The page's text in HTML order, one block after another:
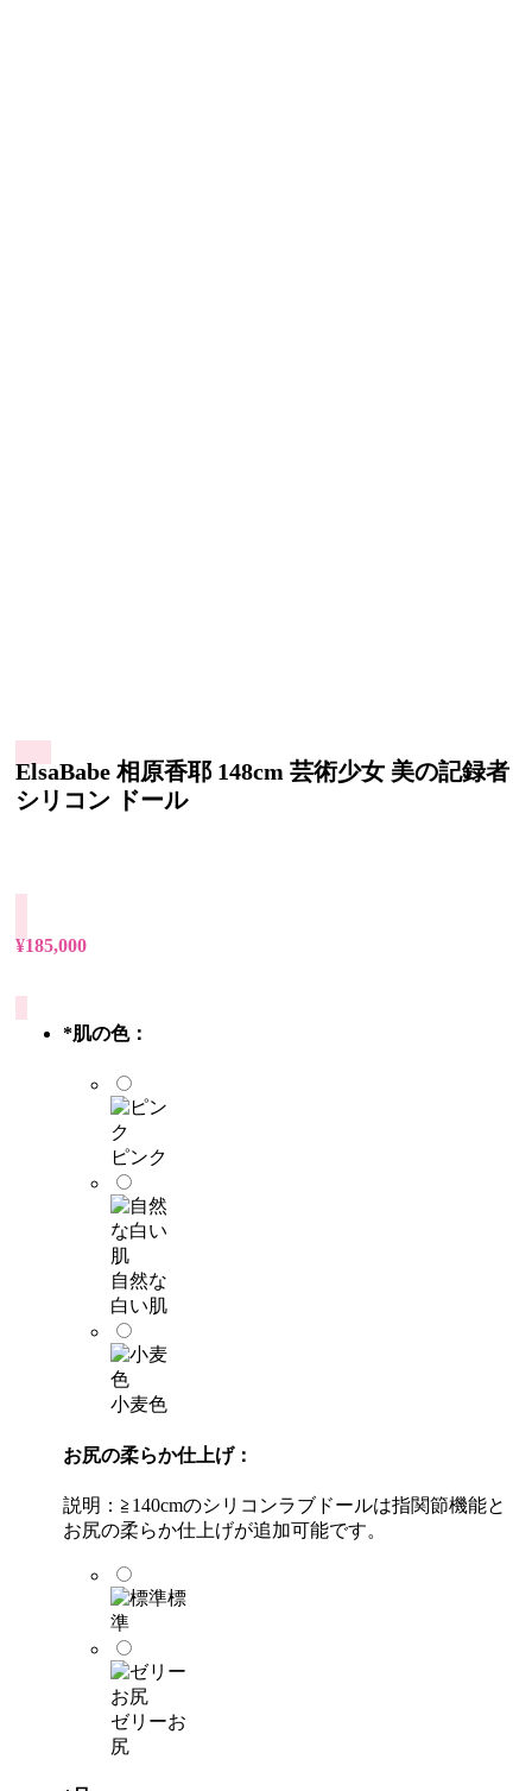
ElsaBabe 相原香耶 148cm 芸術少女 美の記録者
シリコン ドール
¥185,000
*肌の色：
ピンク
自然な
白い肌
小麦色
お尻の柔らか仕上げ：
説明：≧140cmのシリコンラブドールは指関節機能と
お尻の柔らか仕上げが追加可能です。
標
準
ゼリーお
尻